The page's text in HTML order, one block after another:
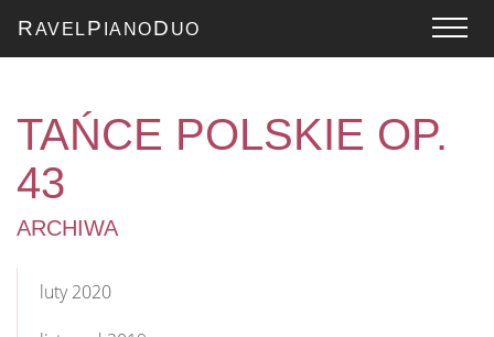
RAVEL P IANOD UO
TAŃCE POLSKIE OP.
43
ARCHIWA
luty 2020